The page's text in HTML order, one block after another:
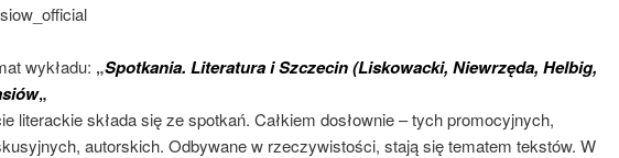
wykładu: „Spotkania. Literatura i Szczecin (Liskowacki, Niewrzęda, Helbig,
„
literackie składa się ze spotkań. Całkiem dosłownie – tych promocyjnych,
autorskich. Odbywane w rzeczywistości, stają się tematem tekstów. W